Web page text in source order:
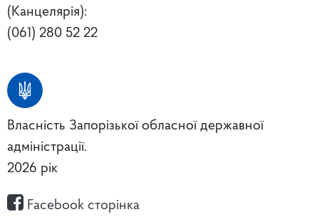
(Канцелярія):
(061) 280 52 22
Власність Запорізької обласної державної
адміністрації.
2026 рік
Facebook сторінка